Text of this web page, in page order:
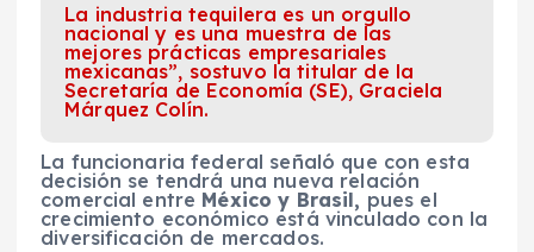
La industria tequilera es un orgullo
nacional y es una muestra de las
mejores prácticas empresariales
mexicanas”, sostuvo la titular de la
Secretaría de Economía (SE), Graciela
Márquez Colín.
La funcionaria federal señaló que con esta
decisión se tendrá una nueva relación
comercial entre México y Brasil, pues el
crecimiento económico está vinculado con la
diversificación de mercados.